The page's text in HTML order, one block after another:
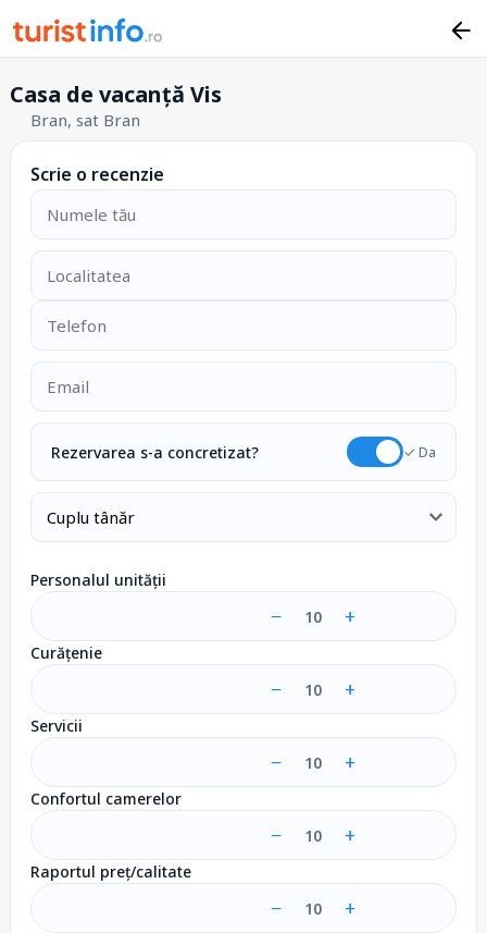
Casa de vacanță Vis
Bran, sat Bran
Scrie o recenzie
Rezervarea s-a concretizat? ✓ Da
Personalul unității
− 10 +
Curățenie
− 10 +
Servicii
− 10 +
Confortul camerelor
− 10 +
Raportul preț/calitate
− 10 +